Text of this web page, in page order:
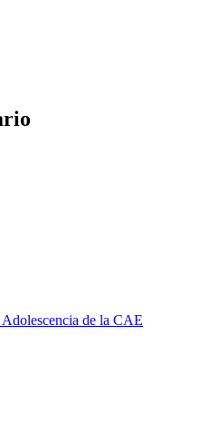
de la CAE